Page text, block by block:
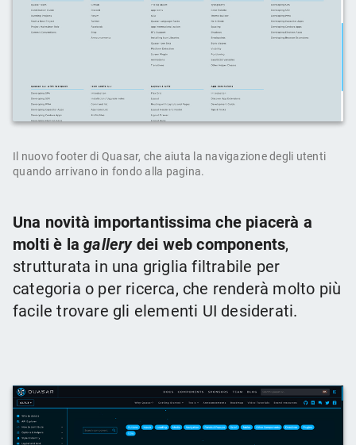
Il nuovo footer di Quasar, che aiuta la navigazione degli utenti
quando arrivano in fondo alla pagina.
Una novità importantissima che piacerà a
molti è lagallerydei web components,
strutturata in una griglia filtrabile per
categoria o per ricerca, che renderà molto più
facile trovare gli elementi UI desiderati.